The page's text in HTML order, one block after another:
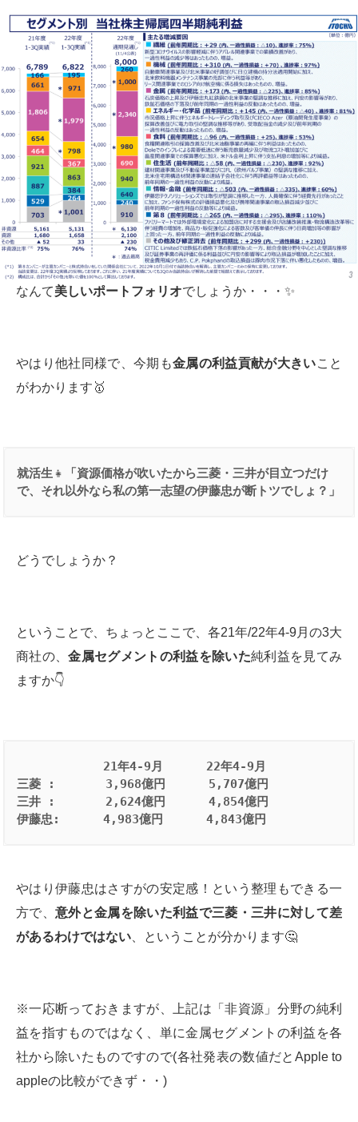
なんて美しいポートフォリオでしょうか・・・✨
やはり他社同様で、今期も金属の利益貢献が大きいこと
がわかります🥇
就活生👧
「資源価格が吹いたから三菱・三井が目立つだけ
で、それ以外なら私の第一志望の伊藤忠が断トツでしょ？」
どうでしょうか？
ということで、ちょっとここで、各21年/22年4-9月の3大
商社の、金属セグメントの利益を除いた純利益を見てみ
ますか👇
21年4-9月      22年4-9月
三菱 :       3,968億円      5,707億円
三井 :       2,624億円      4,854億円
伊藤忠:      4,983億円      4,843億円
やはり伊藤忠はさすがの安定感！という整理もできる一
方で、 意外と金属を除いた利益で三菱・三井に対して差
があるわけではない 、ということが分かります🤔
※一応断っておきますが、上記は「非資源」分野の純利
益を指すものではなく、単に金属セグメントの利益を各
社から除いたものですので(各社発表の数値だとApple to
appleの比較ができず・・)